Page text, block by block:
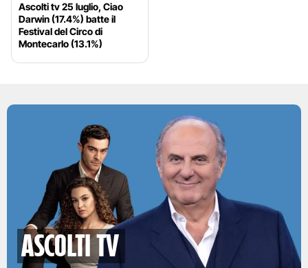
Ascolti tv 25 luglio, Ciao
Darwin (17.4%) batte il
Festival del Circo di
Montecarlo (13.1%)
Ascolti TV